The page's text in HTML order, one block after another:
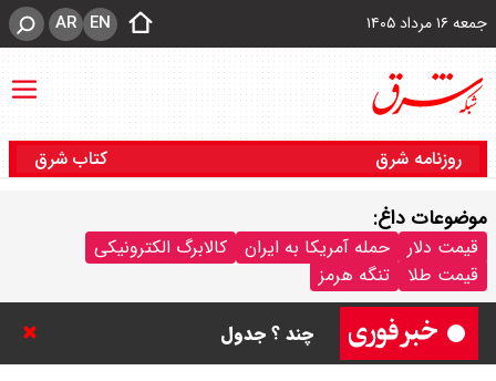
جمعه ۱۶ مرداد ۱۴۰۵ EN
AR
روزنامه شرق کتاب شرق
موضوعات داغ:
قیمت دلار حمله آمریکا به ایران
کالابرگ الکترونیکی
قیمت طلا
تنگه هرمز
چند ؟ جدول